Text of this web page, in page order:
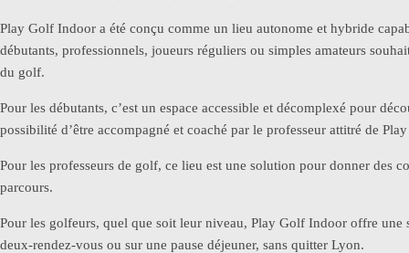
Play Golf Indoor a été conçu comme un lieu autonome et hybride
débutants, professionnels, joueurs réguliers ou simples amateurs
du golf.
Pour les débutants, c’est un espace accessible et décomplexé pour
possibilité d’être accompagné et coaché par le professeur attitré de
Pour les professeurs de golf, ce lieu est une solution pour donner des
parcours.
Pour les golfeurs, quel que soit leur niveau, Play Golf Indoor offre
deux-rendez-vous ou sur une pause déjeuner, sans quitter Lyon.